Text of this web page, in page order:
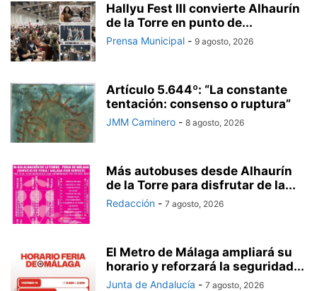
Hallyu Fest III convierte Alhaurín
de la Torre en punto de...
Prensa Municipal - 9 agosto, 2026
Artículo 5.644º: “La constante
tentación: consenso o ruptura”
JMM Caminero - 8 agosto, 2026
Más autobuses desde Alhaurín
de la Torre para disfrutar de la...
Redacción - 7 agosto, 2026
El Metro de Málaga ampliará su
horario y reforzará la seguridad...
Junta de Andalucía - 7 agosto, 2026